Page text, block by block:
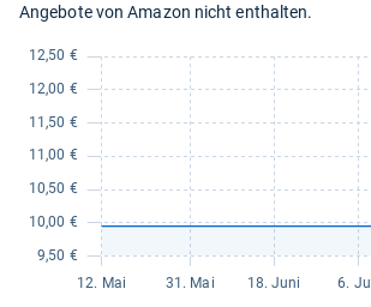
Angebote von Amazon nicht enthalten.